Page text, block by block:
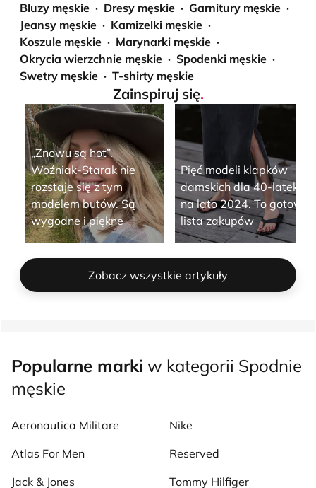
Bluzy męskie Dresy męskie
Garnitury męskie
Jeansy męskie
Kamizelki męskie
Koszule męskie
Marynarki męskie
Okrycia wierzchnie męskie
Spodenki męskie
Swetry męskie
T-shirty męskie
Zainspiruj się.
„Znowu są hot”.
Woźniak-Starak nie
rozstaje się z tym
modelem butów. Są
wygodne i piękne
Pięć modeli klapków
damskich dla 40-latek
na lato 2024. To gotowa
lista zakupów
Zobacz wszystkie artykuły
Popularne marki w kategorii Spodnie
męskie
Aeronautica Militare
Atlas For Men
Jack & Jones
Nike
Reserved
Tommy Hilfiger